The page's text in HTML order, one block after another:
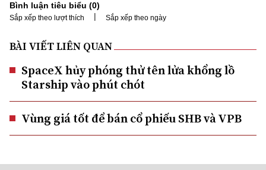
Bình luận tiêu biểu (0)
Sắp xếp theo lượt thích | Sắp xếp theo ngày
BÀI VIẾT LIÊN QUAN
SpaceX hủy phóng thử tên lửa khổng lồ
Starship vào phút chót
Vùng giá tốt để bán cổ phiếu SHB và VPB